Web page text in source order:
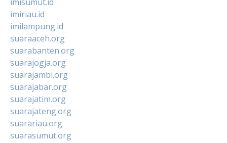
imiriau.id
imilampung.id
suaraaceh.org
suarabanten.org
suarajogja.org
suarajambi.org
suarajabar.org
suarajatim.org
suarajateng.org
suarariau.org
suarasumut.org